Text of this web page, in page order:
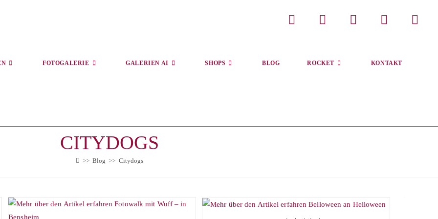
FOTOGALERIE GALERIEN AI SHOPS BLOG ROCKET KONTAKT
CITYDOGS
>> Blog >> Citydogs